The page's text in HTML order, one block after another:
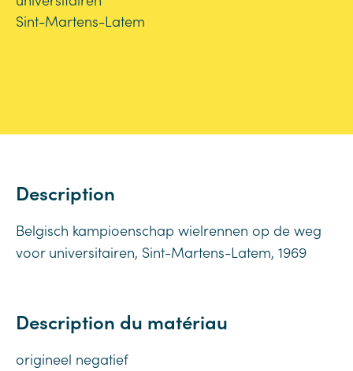
Description
Belgisch kampioenschap wielrennen op de weg
voor universitairen, Sint-Martens-Latem, 1969
Description du matériau
origineel negatief
Sint-Martens-Latem